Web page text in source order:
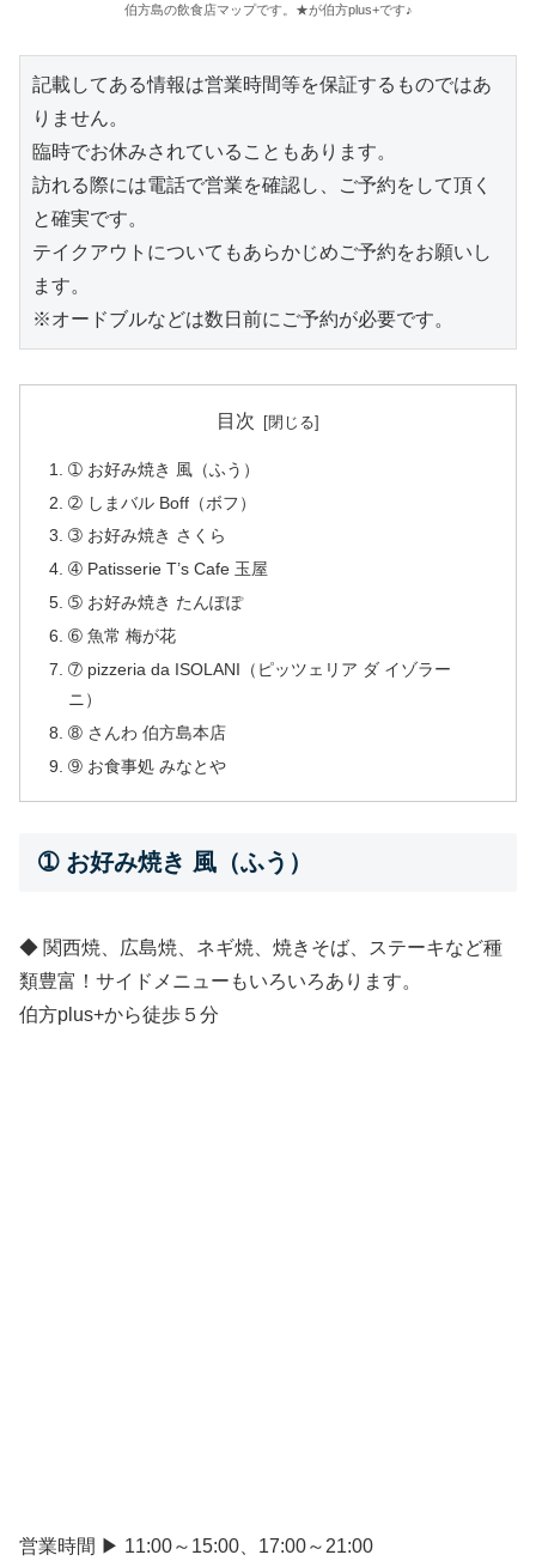
伯方島の飲食店マップです。★が伯方plus+です♪
記載してある情報は営業時間等を保証するものではあ
りません。
臨時でお休みされていることもあります。
訪れる際には電話で営業を確認し、ご予約をして頂く
と確実です。
テイクアウトについてもあらかじめご予約をお願いし
ます。
※オードブルなどは数日前にご予約が必要です。
目次
➀ お好み焼き 風（ふう）
➁ しまバル Boff（ボフ）
➂ お好み焼き さくら
➃ Patisserie T’s Cafe 玉屋
➄ お好み焼き たんぽぽ
➅ 魚常 梅が花
➆ pizzeria da ISOLANI（ピッツェリア ダ イゾラー
ニ）
➇ さんわ 伯方島本店
➈ お食事処 みなとや
➀ お好み焼き 風（ふう）
◆ 関西焼、広島焼、ネギ焼、焼きそば、ステーキなど種
類豊富！サイドメニューもいろいろあります。
伯方plus+から徒歩５分
営業時間 ▶ 11:00～15:00、17:00～21:00